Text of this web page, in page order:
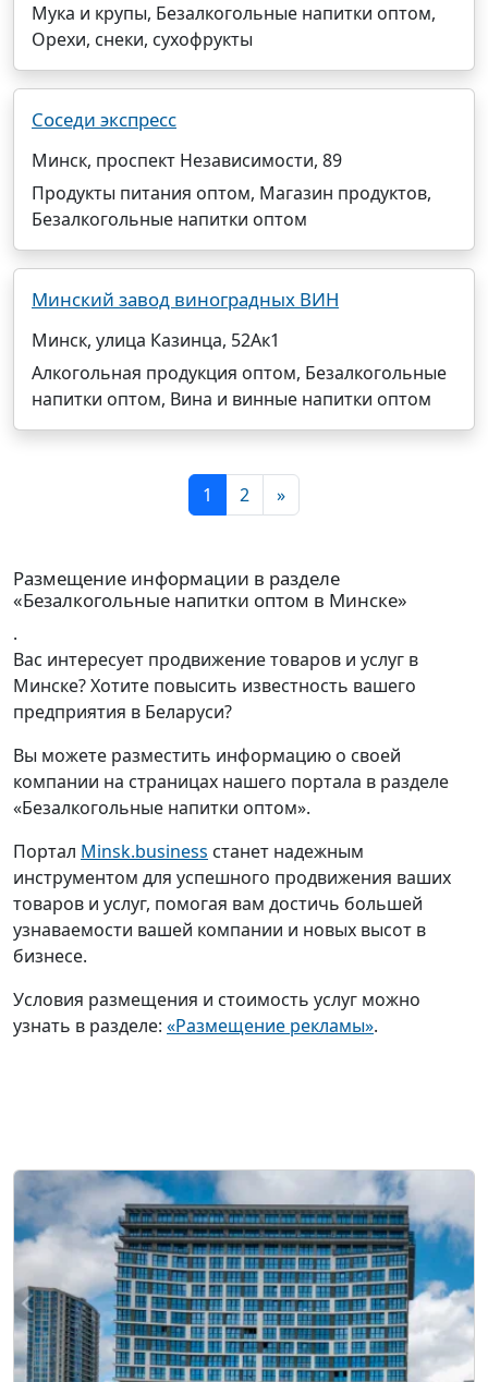
Мука и крупы, Безалкогольные напитки оптом,
Орехи, снеки, сухофрукты
Соседи экспресс
Минск, проспект Независимости, 89
Продукты питания оптом, Магазин продуктов,
Безалкогольные напитки оптом
Минский завод виноградных ВИН
Минск, улица Казинца, 52Ак1
Алкогольная продукция оптом, Безалкогольные
напитки оптом, Вина и винные напитки оптом
1 2 »
Размещение информации в разделе
«Безалкогольные напитки оптом в Минске»
.
Вас интересует продвижение товаров и услуг в
Минске? Хотите повысить известность вашего
предприятия в Беларуси?
Вы можете разместить информацию о своей
компании на страницах нашего портала в разделе
«Безалкогольные напитки оптом».
Портал Minsk.business станет надежным
инструментом для успешного продвижения ваших
товаров и услуг, помогая вам достичь большей
узнаваемости вашей компании и новых высот в
бизнесе.
Условия размещения и стоимость услуг можно
узнать в разделе: «Размещение рекламы».